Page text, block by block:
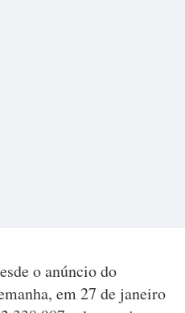
o anúncio do
em 27 de janeiro